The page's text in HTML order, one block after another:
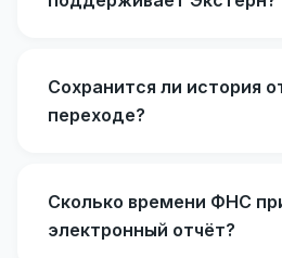
Сохранится ли история
переходе?
Сколько времени ФНС
электронный отчёт?